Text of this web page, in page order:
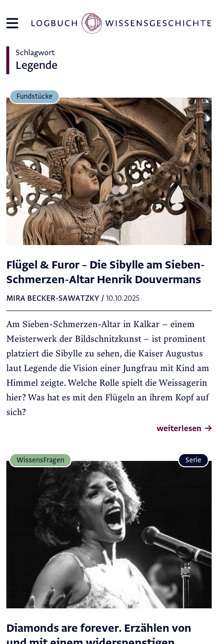
Schlagwort
Legende
Fundstücke
Flügel & Furor – Die Sibylle am Sieben-
Schmerzen-Altar Henrik Douvermans
MIRA BECKER-SAWATZKY/ 10.10.2025
Am Sieben-Schmerzen-Altar in Kalkar – einem
Meisterwerk der Bildschnitzkunst – ist prominent
platziert die Sibylle zu sehen, die Kaiser Augustus
laut Legende die Vision einer Jungfrau mit Kind am
Himmel zeigte. Welche Rolle spielt die Weissagerin
hier? Was hat es mit den Flügeln an ihrem Kopf auf
sich?
weiterlesen
Wissens­Fragen Serie
Diamonds are forever. Erzählen von